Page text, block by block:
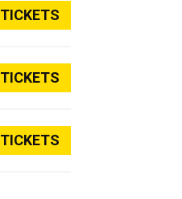
TICKETS
TICKETS
TICKETS